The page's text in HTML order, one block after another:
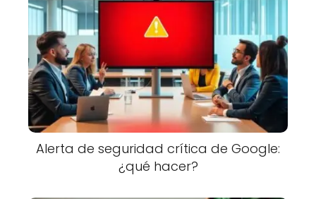
Alerta de seguridad crítica de Google:
¿qué hacer?